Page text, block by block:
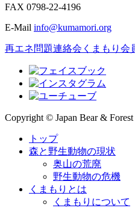
FAX 0798-22-4196
E-Mail info@kumamori.org
再エネ問題連絡会 くまもり会
Copyright © Japan Bear &
トップ
森と野生動物の現状
奥山の荒廃
野生動物の危機
くまもりとは
くまもりについて